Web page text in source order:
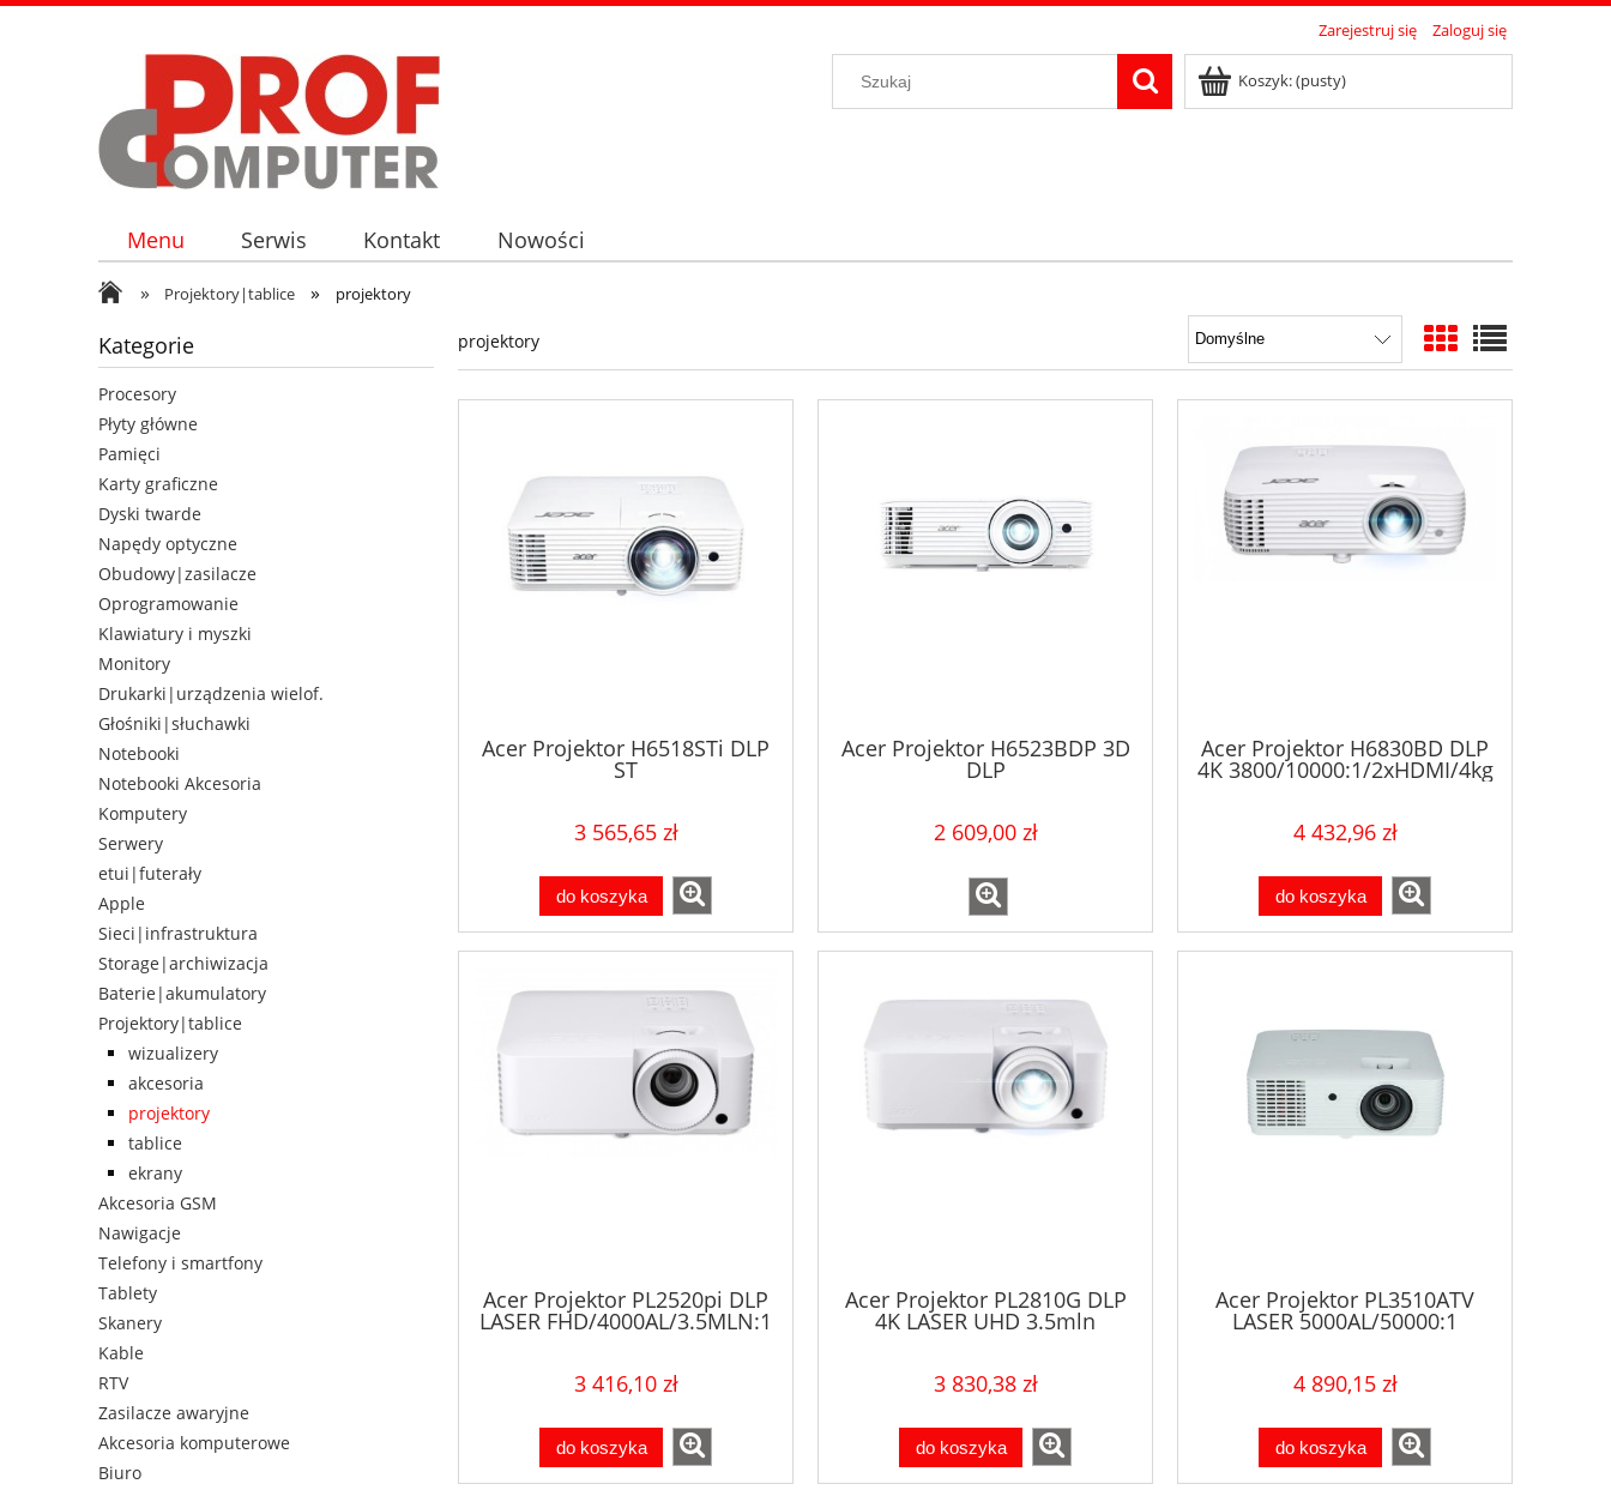
Zarejestruj się Zaloguj się
Koszyk:(pusty)
Menu Serwis Kontakt Nowości
» Projektory|tablice » projektory
Kategorie
Procesory
Płyty główne
Pamięci
Karty graficzne
Dyski twarde
Napędy optyczne
Obudowy|zasilacze
Oprogramowanie
Klawiatury i myszki
Monitory
Drukarki|urządzenia wielof.
Głośniki|słuchawki
Notebooki
Notebooki Akcesoria
Komputery
Serwery
etui|futerały
Apple
Sieci|infrastruktura
Storage|archiwizacja
Baterie|akumulatory
Projektory|tablice
wizualizery
akcesoria
projektory
tablice
ekrany
Akcesoria GSM
Nawigacje
Telefony i smartfony
Tablety
Skanery
Kable
RTV
Zasilacze awaryjne
Akcesoria komputerowe
Biuro
projektory
Acer Projektor H6518STi DLP
ST
3 565,65 zł
do koszyka
Acer Projektor H6523BDP 3D
DLP
2 609,00 zł
Acer Projektor H6830BD DLP
4K 3800/10000:1/2xHDMI/4kg
4 432,96 zł
do koszyka
Acer Projektor PL2520pi DLP
LASER FHD/4000AL/3.5MLN:1
3 416,10 zł
do koszyka
Acer Projektor PL2810G DLP
4K LASER UHD 3.5mln
3 830,38 zł
do koszyka
Acer Projektor PL3510ATV
LASER 5000AL/50000:1
4 890,15 zł
do koszyka